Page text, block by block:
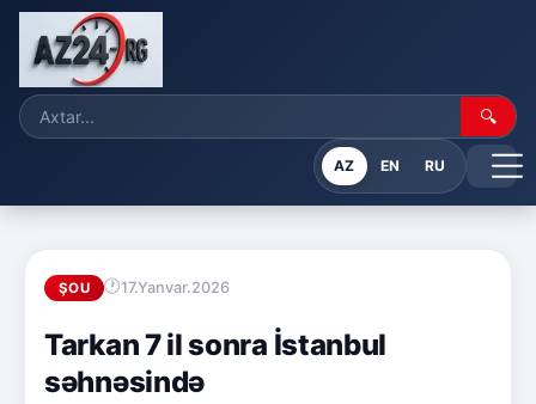
🔍
AZ EN RU
ŞOU 17.Yanvar.2026
Tarkan 7 il sonra İstanbul
səhnəsində